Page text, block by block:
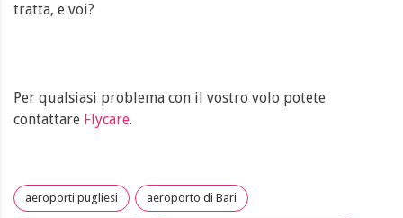
tratta, e voi?
Per qualsiasi problema con il vostro volo potete
contattare Flycare.
aeroporti pugliesi aeroporto di Bari